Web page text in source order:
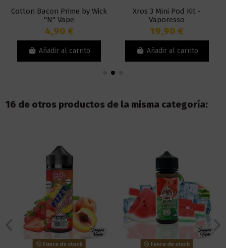
Cotton Bacon Prime by Wick
"N" Vape
4,90 €
Añadir al carrito
Xros 3 Mini Pod Kit -
Vaporesso
19,90 €
Añadir al carrito
16 de otros productos de la misma categoría:
Fuera de stock Fuera de stock